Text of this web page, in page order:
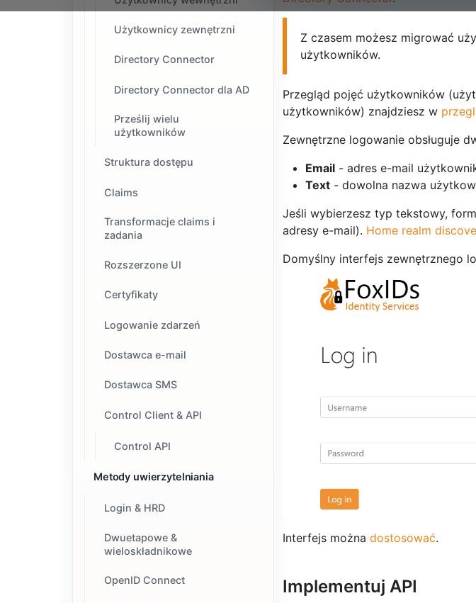
Użytkownicy zewnętrzni
Directory Connector
Directory Connector dla AD
Prześlij wielu
użytkowników
Struktura dostępu
Claims
Transformacje claims i
zadania
Rozszerzone UI
Certyfikaty
Logowanie zdarzeń
Dostawca e-mail
Dostawca SMS
Control Client & API
Control API
Metody uwierzytelniania
Login & HRD
Dwuetapowe &
wieloskładnikowe
OpenID Connect
Z czasem możesz migrować
użytkowników.
Przegląd pojęć użytkowników
użytkowników) znajdziesz w
Zewnętrzne logowanie obsługuje
Email - adres e-mail
Text - dowolna nazwa
Jeśli wybierzesz typ tekstowy,
adresy e-mail). Home realm
Domyślny interfejs zewnętrznego
Interfejs można dostosować.
Implementuj API